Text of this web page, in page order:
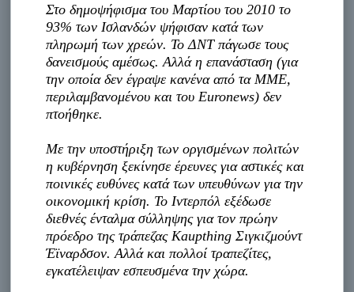
Στο δημοψήφισμα του Μαρτίου του 2010 το
93% των Ισλανδών ψήφισαν κατά των
πληρωμή των χρεών. Το ΔΝΤ πάγωσε τους
δανεισμούς αμέσως. Αλλά η επανάσταση (για
την οποία δεν έγραψε κανένα από τα ΜΜΕ,
περιλαμβανομένου και του Euronews) δεν
πτοήθηκε.
Με την υποστήριξη των οργισμένων πολιτών
η κυβέρνηση ξεκίνησε έρευνες για αστικές και
ποινικές ευθύνες κατά των υπευθύνων για την
οικονομική κρίση. Το Ιντερπόλ εξέδωσε
διεθνές ένταλμα σύλληψης για τον πρώην
πρόεδρο της τράπεζας Kaupthing Σιγκιζμούντ
Έϊναρδσον. Αλλά και πολλοί τραπεζίτες,
εγκατέλειψαν εσπευσμένα την χώρα.